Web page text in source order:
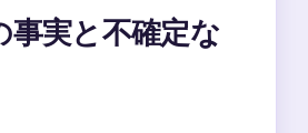
事実と不確定な